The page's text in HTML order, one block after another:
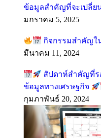
ข้อมูลสำคัญที่จะเปลี่ย
มกราคม 5, 2025
กิจกรรมสำคัญใ
มีนาคม 11, 2024
สัปดาห์สำคัญที่ร
ข้อมูลทางเศรษฐกิจ
กุมภาพันธ์ 20, 2024